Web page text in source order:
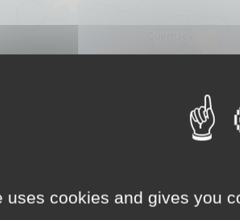
Chargement
uses cookies and gives you